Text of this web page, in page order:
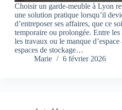
Choisir un garde-meuble à Lyon
une solution pratique lorsqu’il
d’entreposer ses affaires, que ce
temporaire ou prolongée. Entre les
les travaux ou le manque
espaces de stockage…
Marie
6 février 2026